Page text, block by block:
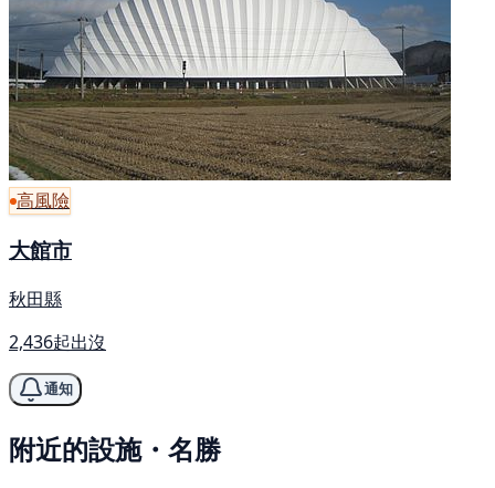
高風險
大館市
秋田縣
2,436起出沒
通知
附近的設施・名勝